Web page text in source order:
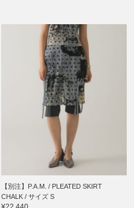
【別注】P.A.M. / PLEATED SKIRT
CHALK / サイズ S